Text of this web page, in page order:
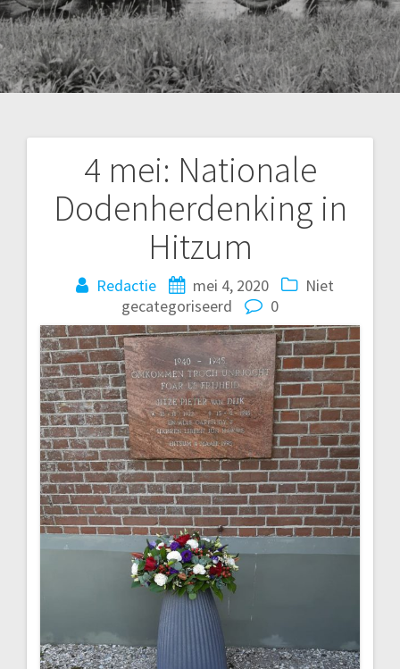
4 mei: Nationale
Dodenherdenking in
Hitzum
Redactie mei 4, 2020
Niet
gecategoriseerd
0
Bericht
navigatie